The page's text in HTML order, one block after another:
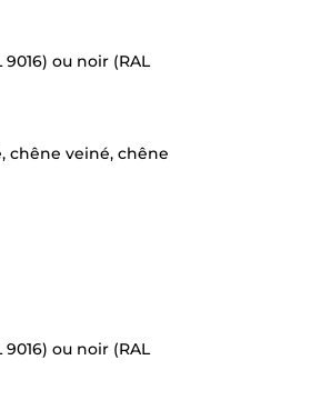
ou noir (RAL
chêne veiné, chêne
ou noir (RAL